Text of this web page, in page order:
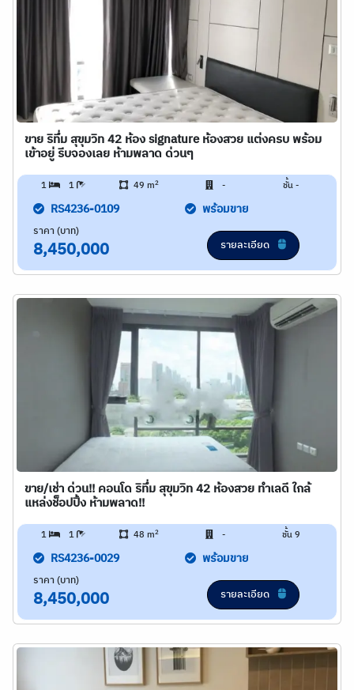
ขาย ริทึ่ม สุขุมวิท 42 ห้อง signature ห้องสวย แต่งครบ พร้อม
เข้าอยู่ รีบจองเลย ห้ามพลาด ด่วนๆ
1 1 49 m2 - ชั้น -
RS4236-0109 พร้อมขาย
ราคา (บาท)
8,450,000 รายละเอียด
ขาย/เช่า ด่วน!! คอนโด ริทึ่ม สุขุมวิท 42 ห้องสวย ทำเลดี ใกล้
แหล่งช็อปปิ้ง ห้ามพลาด!!
1 1 48 m2 - ชั้น 9
RS4236-0029 พร้อมขาย
ราคา (บาท)
8,450,000 รายละเอียด